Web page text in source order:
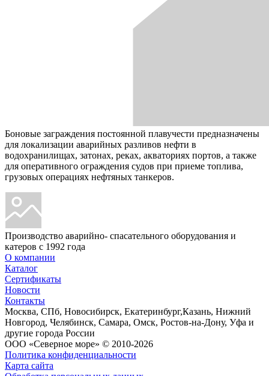
Боновые заграждения постоянной плавучести предназначены
для локализации аварийных разливов нефти в
водохранилищах, затонах, реках, акваториях портов, а также
для оперативного ограждения судов при приеме топлива,
грузовых операциях нефтяных танкеров.
Производство аварийно- спасательного оборудования и
катеров с 1992 года
О компании
Каталог
Сертификаты
Новости
Контакты
Москва, СПб, Новосибирск, Екатеринбург,Казань, Нижний
Новгород, Челябинск, Самара, Омск, Ростов-на-Дону, Уфа и
другие города России
ООО «Северное море» © 2010-2026
Политика конфиденциальности
Карта сайта